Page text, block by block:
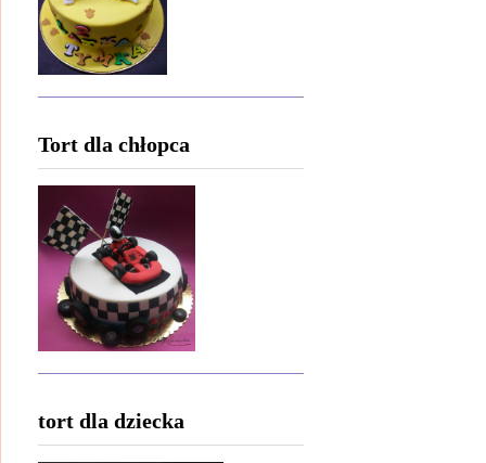
Tort dla chłopca
tort dla dziecka